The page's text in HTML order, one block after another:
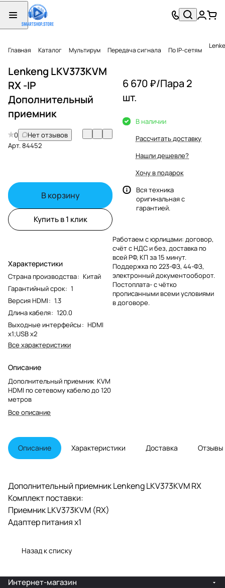
Главная Каталог Мультирум Передача сигнала По IP-сетям
Lenkeng LKV373KVM
RX -IP
Дополнительный
приемник
0
Нет отзывов
Арт.84452
В корзину
Купить в 1 клик
Характеристики
Страна производства: Китай
Гарантийный срок: 1
Версия HDMI: 1.3
Длина кабеля: 120.0
Выходные интерфейсы: HDMI
x1;USB x2
Все характеристики
Описание
Дополнительный приемник KVM
HDMI по сетевому кабелю до 120
метров
Все описание
6 670 ₽/Пара 2
шт.
В наличии
Рассчитать доставку
Нашли дешевле?
Хочу в подарок
Вся техника
оригинальная с
гарантией.
Работаем с юрлицами: договор,
счёт с НДС и без, доставка по
всей РФ, КП за 15 минут.
Поддержка по 223-ФЗ, 44-ФЗ,
электронный документооборот.
Постоплата- с чётко
прописанными всеми условиями
в договоре.
Описание Характеристики Доставка Отзывы
Дополнительный приемник Lenkeng LKV373KVM RX
Комплект поставки:
Приемник LKV373KVM (RX)
Адаптер питания x1
Назад к списку
Интернет-магазин